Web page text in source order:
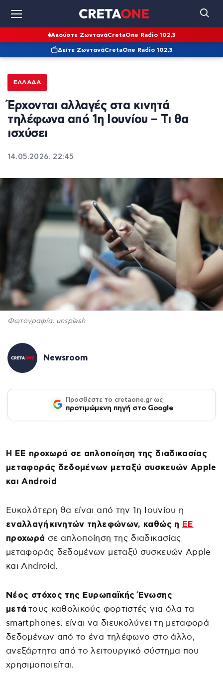
Ακούστε ΖωντανάCretaOne Radio 102,3
Δείτε ΖωντανάCretaOne Radio 102,3
ΕΛΛΆΔΑ
Έρχονται αλλαγές στα κινητά
τηλέφωνα από 1η Ιουνίου – Τι θα
ισχύσει
14.05.2026, 22:45
Φωτογραφία: unsplash
Newsroom
Προσθέστε το cretaone.gr ως
προτιμώμενη πηγή στο Google
Η ΕΕ προχωρά σε απλοποίηση της διαδικασίας
μεταφοράς δεδομένων μεταξύ συσκευών Apple
και Android
Ευκολότερη θα είναι από την 1η Ιουνίου η
εναλλαγή κινητών τηλεφώνων, καθώς η ΕΕ
προχωρά σε απλοποίηση της διαδικασίας
μεταφοράς δεδομένων μεταξύ συσκευών Apple
και Android.
Νέος στόχος της Ευρωπαϊκής Ένωσης
μετά τους καθολικούς φορτιστές για όλα τα
smartphones, είναι να διευκολύνει τη μεταφορά
δεδομένων από το ένα τηλέφωνο στο άλλο,
ανεξάρτητα από το λειτουργικό σύστημα που
χρησιμοποιείται.